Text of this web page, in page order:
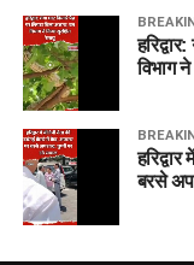
विभाग
बरसे